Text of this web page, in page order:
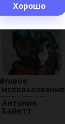
Новое
использование
известных
писательских
приемов
Антония
Байетт
Хорошо